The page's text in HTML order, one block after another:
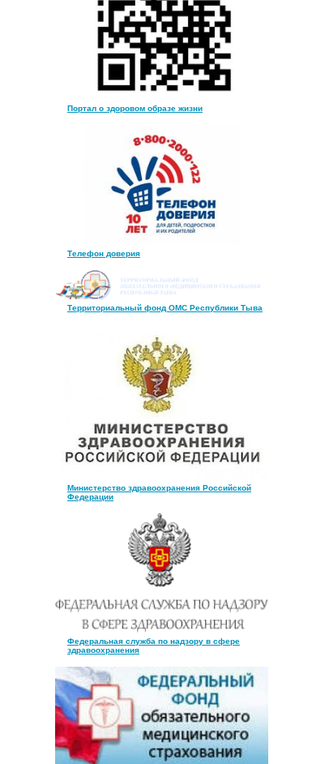
Портал о здоровом образе жизни
Телефон доверия
Территориальный фонд ОМС Республики Тыва
Министерство здравоохранения Российской
Федерации
Федеральная служба по надзору в сфере
здравоохранения